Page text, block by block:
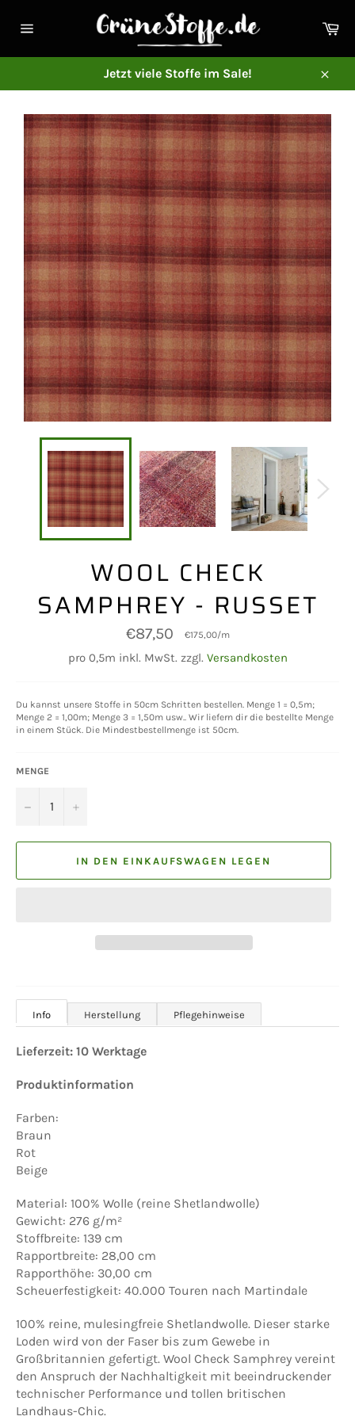
zum
Jetzt viele Stoffe im Sale!
WOOL CHECK
SAMPHREY - RUSSET
Normaler
Preis
€87,50 €175,00/m
pro 0,5m inkl. MwSt. zzgl. Versandkosten
Du kannst unsere Stoffe in 50cm Schritten bestellen. Menge 1 = 0,5m;
Menge 2 = 1,00m; Menge 3 = 1,50m usw.. Wir liefern dir die bestellte Menge
in einem Stück. Die Mindestbestellmenge ist 50cm.
MENGE
− +
IN DEN EINKAUFSWAGEN LEGEN
Info Herstellung Pflegehinweise
Lieferzeit: 10 Werktage
Produktinformation
Farben:
Braun
Rot
Beige
Material: 100% Wolle (reine Shetlandwolle)
Gewicht: 276 g/m²
Stoffbreite: 139 cm
Rapportbreite: 28,00 cm
Rapporthöhe: 30,00 cm
Scheuerfestigkeit: 40.000 Touren nach Martindale
100% reine, mulesingfreie Shetlandwolle. Dieser starke
Loden wird von der Faser bis zum Gewebe in
Großbritannien gefertigt. Wool Check Samphrey vereint
den Anspruch der Nachhaltigkeit mit beeindruckender
technischer Performance und tollen britischen
Landhaus-Chic.